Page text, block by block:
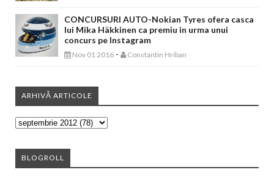
CONCURSURI AUTO-Nokian Tyres ofera casca
lui Mika Häkkinen ca premiu in urma unui
concurs pe Instagram
Nov 01 2016 - Constantin Hriban
ARHIVĂ ARTICOLE
BLOGROLL